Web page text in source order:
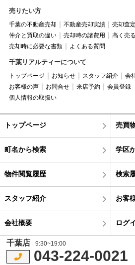
売りたい方
千葉の不動産売却 不動産売却実績 売却査
仲介と買取の違い
売却時の諸費用
高く売
売却時に必要な書類
よくある質問
千葉リアルティーについて
トップページ お知らせ スタッフ紹介 会
お客様の声
お問合せ 来店予約 会員登録
個人情報の取扱い
トップページ 売買
町名から検索 学区
物件閲覧履歴 検索
スタッフ紹介 お客
会社概要 ログ
千葉店 9:30~19:00
043-224-0021